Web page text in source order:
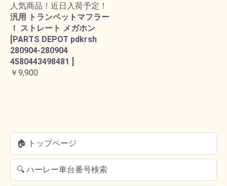
人気商品！近日入荷予定！
汎用 トランペットマフラー
！ ストレート メガホン
[PARTS DEPOT pdkrsh
280904-280904
4580443498481 ]
￥9,900
🏠 トップページ
🔍 ハーレー車台番号検索